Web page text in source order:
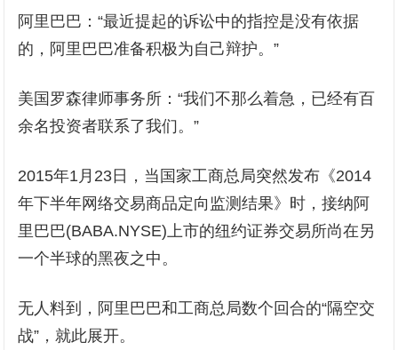
阿里巴巴：“最近提起的诉讼中的指控是没有依据
的，阿里巴巴准备积极为自己辩护。”
美国罗森律师事务所：“我们不那么着急，已经有百
余名投资者联系了我们。”
2015年1月23日，当国家工商总局突然发布《2014
年下半年网络交易商品定向监测结果》时，接纳阿
里巴巴(BABA.NYSE)上市的纽约证券交易所尚在另
一个半球的黑夜之中。
无人料到，阿里巴巴和工商总局数个回合的“隔空交
战”，就此展开。